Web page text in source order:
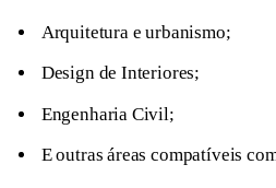
Arquitetura e urbanismo;
Design de Interiores;
Engenharia Civil;
E outras áreas compatíveis